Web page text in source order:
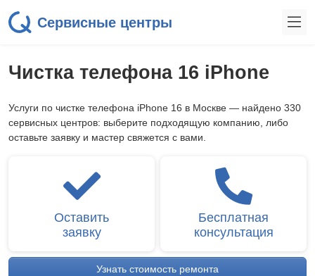
Сервисные центры
Чистка телефона 16 iPhone
Услуги по чистке телефона iPhone 16 в Москве — найдено 330
сервисных центров: выберите подходящую компанию, либо
оставьте заявку и мастер свяжется с вами.
Оставить
заявку
Бесплатная
консультация
Узнать стоимость ремонта